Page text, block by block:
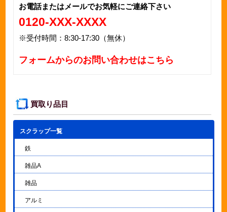
お電話またはメールでお気軽にご連絡下さい
0120-XXX-XXXX
※受付時間：8:30-17:30（無休）
フォームからのお問い合わせはこちら
買取り品目
スクラップ一覧
鉄
雑品A
雑品
アルミ